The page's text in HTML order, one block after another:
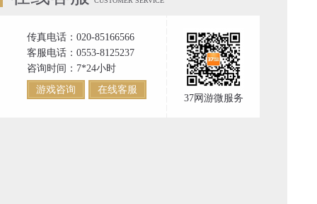
传真电话：020-85166566
客服电话：0553-8125237
咨询时间：7*24小时
游戏咨询
在线客服
37网游微服务